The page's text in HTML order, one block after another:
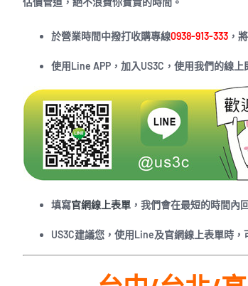
於營業時間中撥打收購專線0938-913-333 ，
使用Line APP，加入US3C，使用我們的線上
填寫官網線上表單 ，我們會在最短的時間內
US3C建議您，使用Line及官網線上表單時